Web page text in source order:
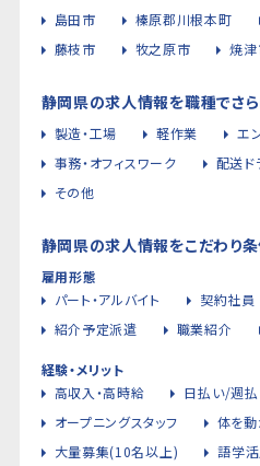
島田市
榛原郡川根本町
藤枝市
牧之原市 焼
静岡県の求人情報を職種でさ
製造・工場 軽作業
エ
事務・オフィスワーク
配送ド
その他
静岡県の求人情報をこだわり
雇用形態
パート・アルバイト
契約社員
紹介予定派遣
職業紹介
経験・メリット
高収入・高時給
日払い/週
オープニングスタッフ
体を
大量募集(10名以上)
語学